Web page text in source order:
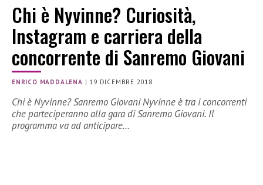
Chi è Nyvinne? Curiosità,
Instagram e carriera della
concorrente di Sanremo Giovani
ENRICO MADDALENA | 19 DICEMBRE 2018
Chi è Nyvinne? Sanremo Giovani Nyvinne è tra i concorrenti
che parteciperanno alla gara di Sanremo Giovani. Il
programma va ad anticipare…